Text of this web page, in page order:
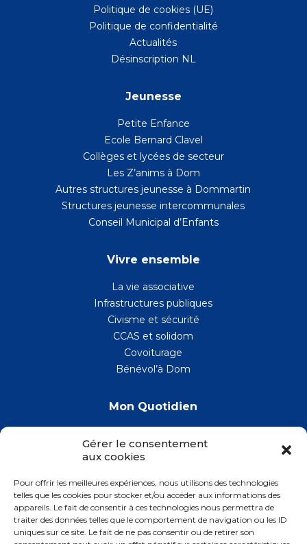
Gérer le consentement
aux cookies
Pour offrir les meilleures expériences, nous utilisons des technologies
telles que les cookies pour stocker et/ou accéder aux informations des
appareils. Le fait de consentir à ces technologies nous permettra de
traiter des données telles que le comportement de navigation ou les ID
uniques sur ce site. Le fait de ne pas consentir ou de retirer son
Politique de cookies (UE)
Politique de confidentialité
Actualités
Désinscription NL
Jeunesse
Petite Enfance
Ecole Bernard Clavel
Collèges et lycées de secteur
Les Z’anims à Dom
Autres structures jeunesse à Dommartin
Structures jeunesse intercommunales
Conseil Municipal d’Enfants
Vivre ensemble
La vie associative
Infrastructures publiques
Civisme et sécurité
CCAS et solidom
Covoiturage
Bénévol’à Dom
Mon Quotidien
Les commerces, artisans et entreprises
Gestion des déchets
Transports
Numéros utiles